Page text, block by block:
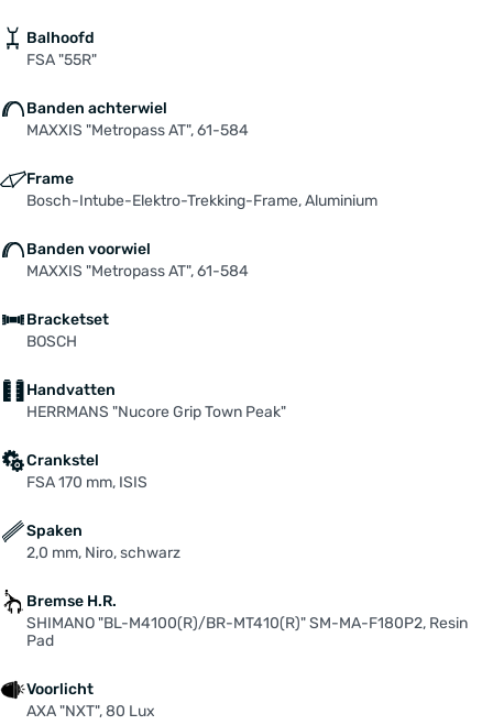
Balhoofd
FSA "55R"
Banden achterwiel
MAXXIS "Metropass AT", 61-584
Frame
Bosch-Intube-Elektro-Trekking-Frame, Aluminium
Banden voorwiel
MAXXIS "Metropass AT", 61-584
Bracketset
BOSCH
Handvatten
HERRMANS "Nucore Grip Town Peak"
Crankstel
FSA 170 mm, ISIS
Spaken
2,0 mm, Niro, schwarz
Bremse H.R.
SHIMANO "BL-M4100(R)/BR-MT410(R)" SM-MA-F180P2, Resin
Pad
Voorlicht
AXA "NXT", 80 Lux